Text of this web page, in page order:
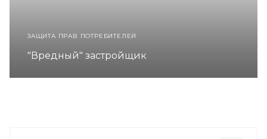
ЗАЩИТА ПРАВ ПОТРЕБИТЕЛЕЙ
"Вредный" застройщик